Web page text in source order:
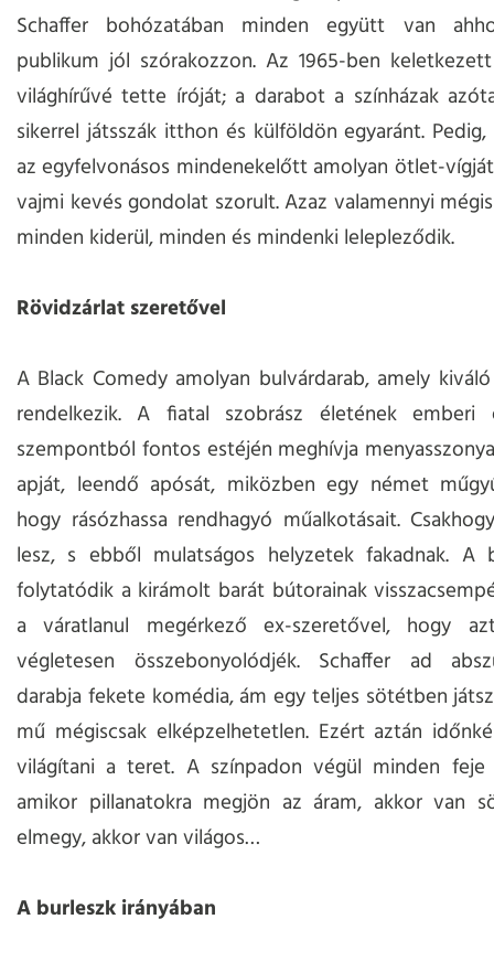
Schaffer bohózatában minden együtt van
publikum jól szórakozzon. Az 1965-ben
világhírűvé tette íróját; a darabot a színházak
sikerrel játsszák itthon és külföldön egyaránt.
az egyfelvonásos mindenekelőtt amolyan ötlet-
vajmi kevés gondolat szorult. Azaz valamennyi
minden kiderül, minden és mindenki lelepleződik.
Rövidzárlat szeretővel
A Black Comedy amolyan bulvárdarab, amely
rendelkezik. A fiatal szobrász életének emberi
szempontból fontos estéjén meghívja
apját, leendő apósát, miközben egy német
hogy rásózhassa rendhagyó műalkotásait.
lesz, s ebből mulatságos helyzetek fakadnak. A
folytatódik a kirámolt barát bútorainak
a váratlanul megérkező ex-szeretővel, hogy
végletesen összebonyolódjék. Schaffer ad
darabja fekete komédia, ám egy teljes sötétben
mű mégiscsak elképzelhetetlen. Ezért aztán
világítani a teret. A színpadon végül minden
amikor pillanatokra megjön az áram, akkor van
elmegy, akkor van világos…
A burleszk irányában